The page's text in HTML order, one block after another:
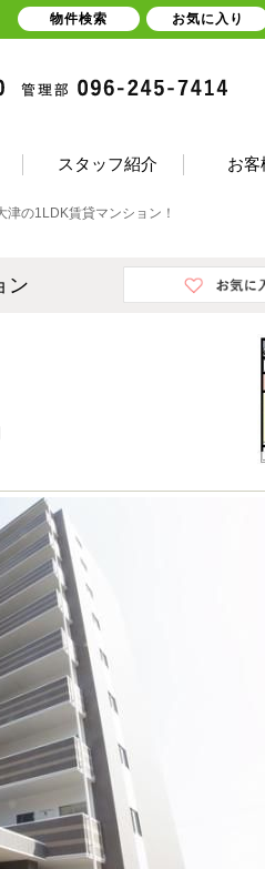
スタッフ紹介 お客
津の1LDK賃貸マンション！
ン
物件検索 お気に入り